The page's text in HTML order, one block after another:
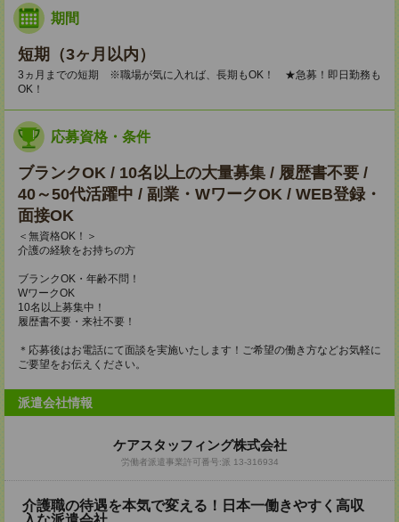
期間
短期（3ヶ月以内）
3ヵ月までの短期 ※職場が気に入れば、長期もOK！ ★急募！即日勤務も
OK！
応募資格・条件
ブランクOK / 10名以上の大量募集 / 履歴書不要 /
40～50代活躍中 / 副業・WワークOK / WEB登録・
面接OK
＜無資格OK！＞
介護の経験をお持ちの方
ブランクOK・年齢不問！
WワークOK
10名以上募集中！
履歴書不要・来社不要！
＊応募後はお電話にて面談を実施いたします！ご希望の働き方などお気軽に
ご要望をお伝えください。
派遣会社情報
ケアスタッフィング株式会社
労働者派遣事業許可番号:派 13-316934
介護職の待遇を本気で変える！日本一働きやすく高収